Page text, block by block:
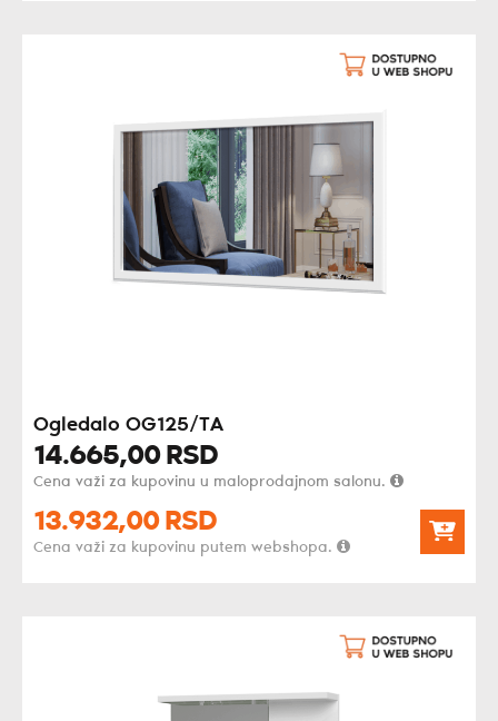
Ogledalo OG125/TA
14.665,00 RSD
Cena važi za kupovinu u maloprodajnom salonu.
13.932,00 RSD
Cena važi za kupovinu putem webshopa.